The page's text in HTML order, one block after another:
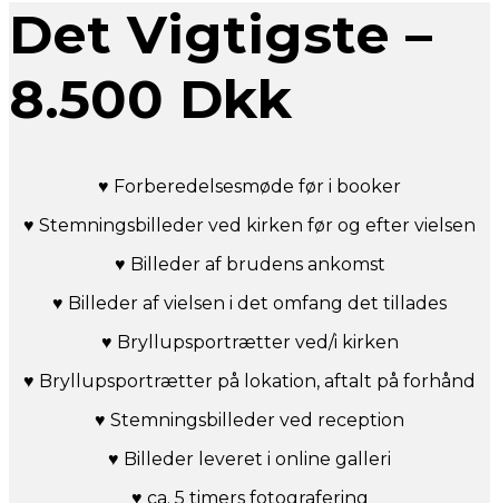
Det Vigtigste –
8.500 Dkk
♥ Forberedelsesmøde før i booker
♥ Stemningsbilleder ved kirken før og efter vielsen
♥ Billeder af brudens ankomst
♥ Billeder af vielsen i det omfang det tillades
♥ Bryllupsportrætter ved/i kirken
♥ Bryllupsportrætter på lokation, aftalt på forhånd
♥ Stemningsbilleder ved reception
♥ Billeder leveret i online galleri
♥ ca. 5 timers fotografering